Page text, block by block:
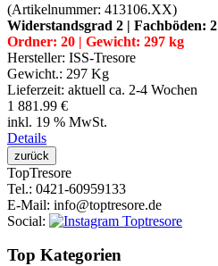
(Artikelnummer: 413106.XX)
Widerstandsgrad 2 | Fachböden: 2
Ordner: 20 | Gewicht: 297 kg
Hersteller: ISS-Tresore
Gewicht.: 297 Kg
Lieferzeit: aktuell ca. 2-4 Wochen
1 881.99 €
inkl. 19 % MwSt.
Details
TopTresore
Tel.: 0421-60959133
E-Mail: info@toptresore.de
Social:
Top Kategorien